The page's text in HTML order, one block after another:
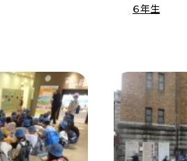
６年生